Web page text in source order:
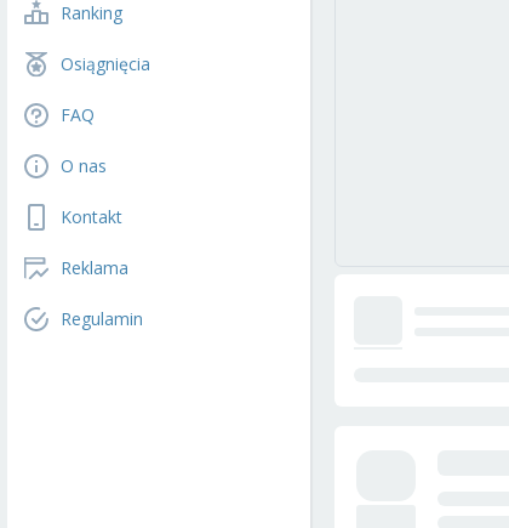
Ranking
Osiągnięcia
FAQ
O nas
Kontakt
Reklama
Regulamin